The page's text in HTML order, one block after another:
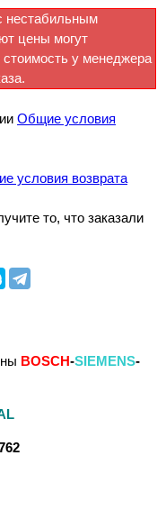
цены могут
стоимость у менеджера
Общие условия
условия возврата
то, что заказали
BOSCH-SIEMENS-